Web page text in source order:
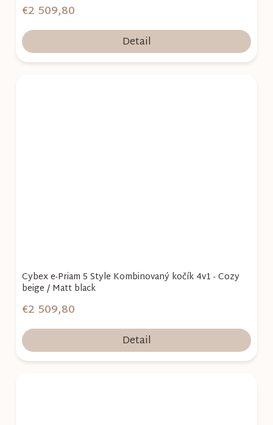
€2 509,80
Detail
Cybex e-Priam 5 Style Kombinovaný kočík 4v1 - Cozy
beige / Matt black
€2 509,80
Detail